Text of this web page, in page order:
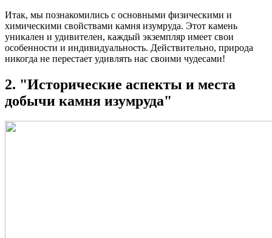
Итак, мы познакомились с основными физическими и
химическими свойствами камня изумруда. Этот камень
уникален и удивителен, каждый экземпляр имеет свои
особенности и индивидуальность. Действительно, природа
никогда не перестает удивлять нас своими чудесами!
2. "Исторические аспекты и места
добычи камня изумруда"